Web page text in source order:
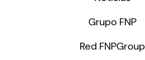
Grupo FNP
Red FNPGroup